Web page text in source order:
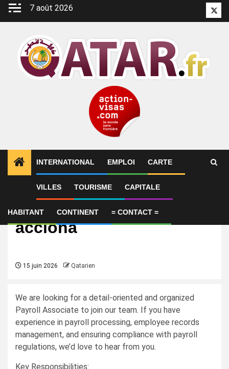
Aller
7 août 2026
INTERNATIONAL EMPLOI CARTE
VILLES TOURISME CAPITALE
HABITANT CONTINENT = CONTACT =
Payroll Associate –
acciona
15 juin 2026 Qatarien
We are looking for a detail-oriented and organized
Payroll Associate to join our team. If you have
experience in payroll processing, employee records
management, and ensuring compliance with payroll
regulations, we’d love to hear from you.
Key Responsibilities: